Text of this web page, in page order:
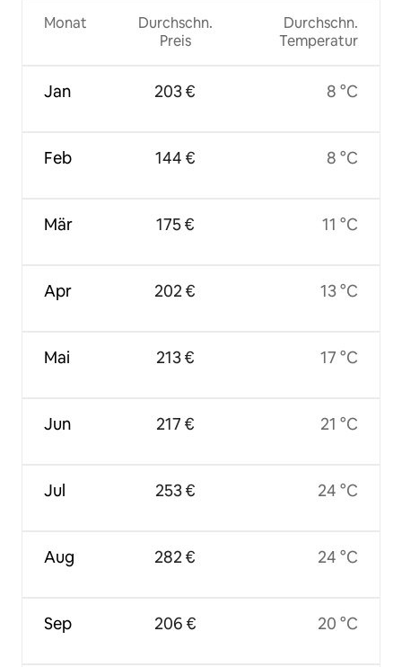
Monat
Jan
Feb
Mär
Apr
Mai
Jun
Jul
Aug
Sep
Durchschn.
Preis
203 €
144 €
175 €
202 €
213 €
217 €
253 €
282 €
206 €
Durchschn.
Temperatur
8 °C
8 °C
11 °C
13 °C
17 °C
21 °C
24 °C
24 °C
20 °C